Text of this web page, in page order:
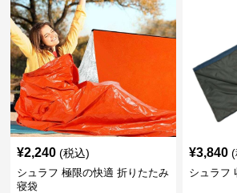
¥2,240 (税込)
シュラフ 極限の快適 折りたたみ
寝袋
¥3,840 (
シュラフ